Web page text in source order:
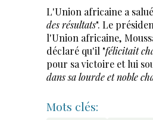
L'Union africaine a
des résultats". Le
l'Union africaine,
déclaré qu'il "félicitait
pour sa victoire et lui
dans sa lourde et noble
Mots clés: